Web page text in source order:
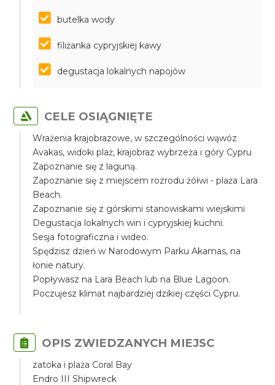
butelka wody
filiżanka cypryjskiej kawy
degustacja lokalnych napojów
CELE OSIĄGNIĘTE
Wrażenia krajobrazowe, w szczególności wąwóz
Avakas, widoki plaż, krajobraz wybrzeża i góry Cypru
Zapoznanie się z laguną.
Zapoznanie się z miejscem rozrodu żółwi - plaża Lara
Beach.
Zapoznanie się z górskimi stanowiskami wiejskimi
Degustacja lokalnych win i cypryjskiej kuchni.
Sesja fotograficzna i wideo.
Spędzisz dzień w Narodowym Parku Akamas, na
łonie natury.
Popływasz na Lara Beach lub na Blue Lagoon.
Poczujesz klimat najbardziej dzikiej części Cypru.
OPIS ZWIEDZANYCH MIEJSC
zatoka i plaża Coral Bay
Endro III Shipwreck